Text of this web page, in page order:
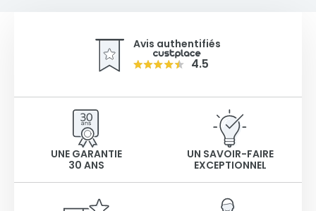
Avis authentifiés
4.5
UNE GARANTIE
30 ANS
UN SAVOIR-FAIRE
EXCEPTIONNEL